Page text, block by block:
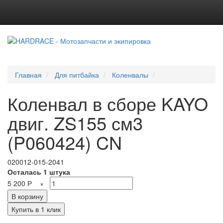
Главная Для питбайка Коленвалы
Коленвал в сборе KAYO
двиг. ZS155 см3
(P060424) CN
020012-015-2041
Осталась 1 штука
5 200 Р ×